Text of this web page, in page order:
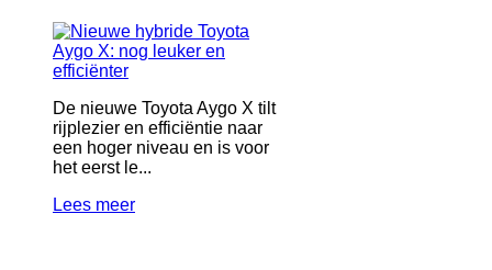
De nieuwe Toyota Aygo X tilt
rijplezier en efficiëntie naar
een hoger niveau en is voor
het eerst le...
Lees meer